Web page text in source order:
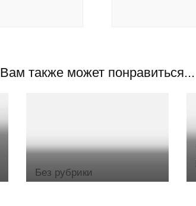
Вам также может понравиться...
Без рубрики